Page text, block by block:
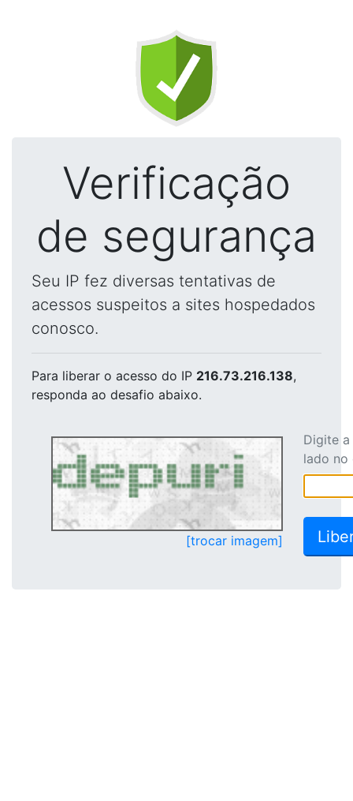
Verificação
de segurança
Seu IP fez diversas tentativas de
acessos suspeitos a sites hospedados
conosco.
Para liberar o acesso do IP 216.73.216.138,
responda ao desafio abaixo.
[trocar imagem]
Digite
lado no